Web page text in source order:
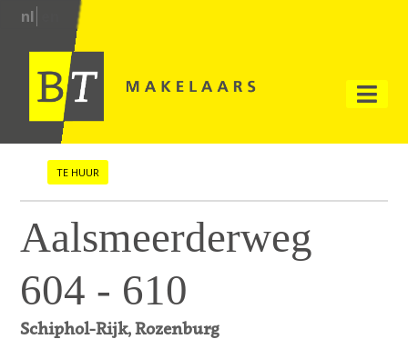
nl
TE HUUR
Aalsmeerderweg
604 - 610
Schiphol-Rijk, Rozenburg